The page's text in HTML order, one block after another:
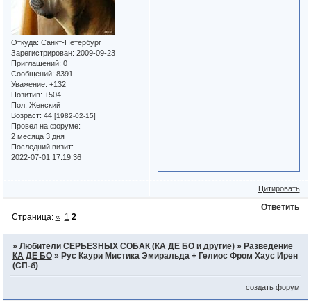
Откуда: Санкт-Петербург
Зарегистрирован: 2009-09-23
Приглашений: 0
Сообщений: 8391
Уважение: +132
Позитив: +504
Пол: Женский
Возраст: 44[1982-02-15]
Провел на форуме:
2 месяца 3 дня
Последний визит:
2022-07-01 17:19:36
Цитировать
Ответить
Страница: « 1 2
» Любители СЕРЬЕЗНЫХ СОБАК (КА ДЕ БО и другие) » Разведение
КА ДЕ БО » Рус Каури Мистика Эмиральда + Гелиос Фром Хаус Ирен
(СП-б)
создать форум